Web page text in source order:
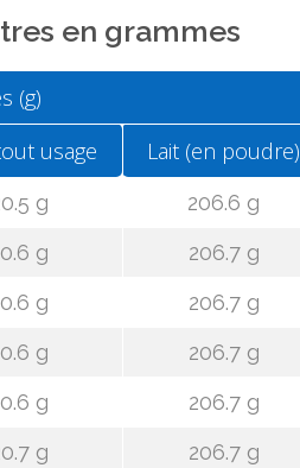
en grammes
(g)
usage Lait (en poudre)
g
206.6 g
g
206.7 g
g
206.7 g
g
206.7 g
g
206.7 g
g
206.7 g